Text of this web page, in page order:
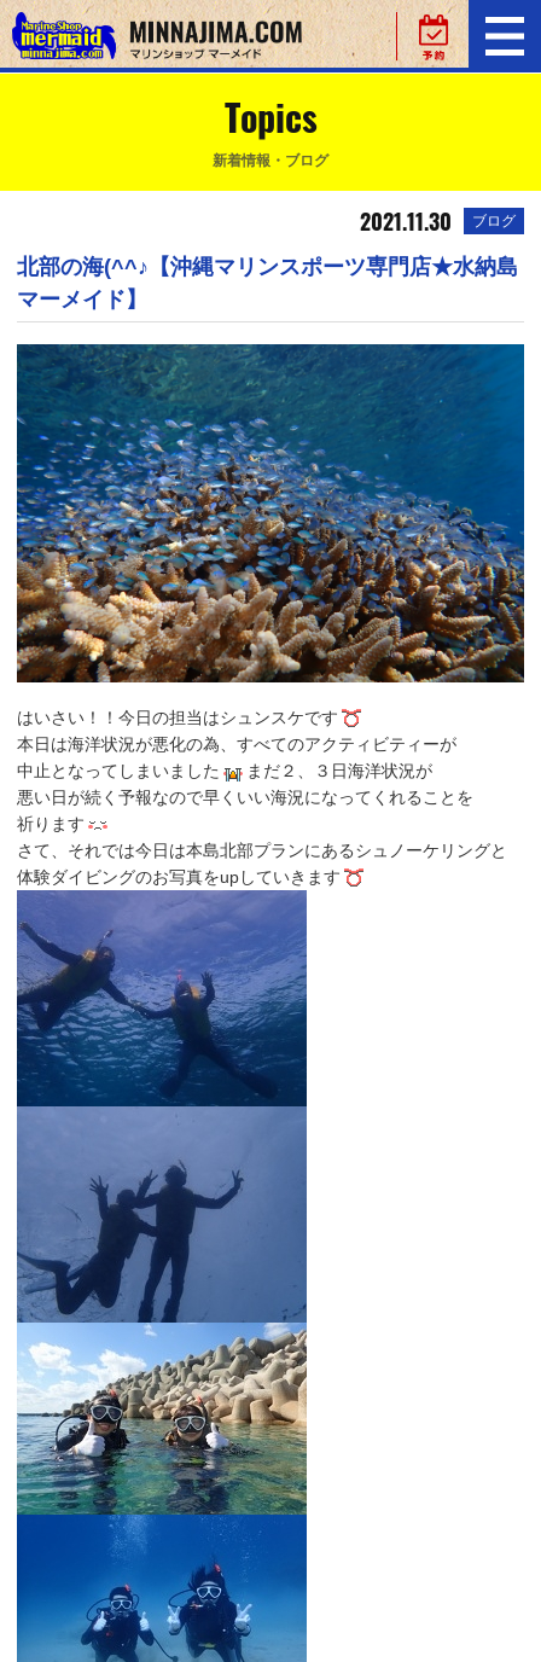
Topics
新着情報・ブログ
2021.11.30 ブログ
北部の海(^^♪【沖縄マリンスポーツ専門店★水納島
マーメイド】
はいさい！！今日の担当はシュンスケです
本日は海洋状況が悪化の為、すべてのアクティビティーが
中止となってしまいました
まだ２、３日海洋状況が
悪い日が続く予報なので早くいい海況になってくれることを
祈ります
さて、それでは今日は本島北部プランにあるシュノーケリングと
体験ダイビングのお写真をupしていきます